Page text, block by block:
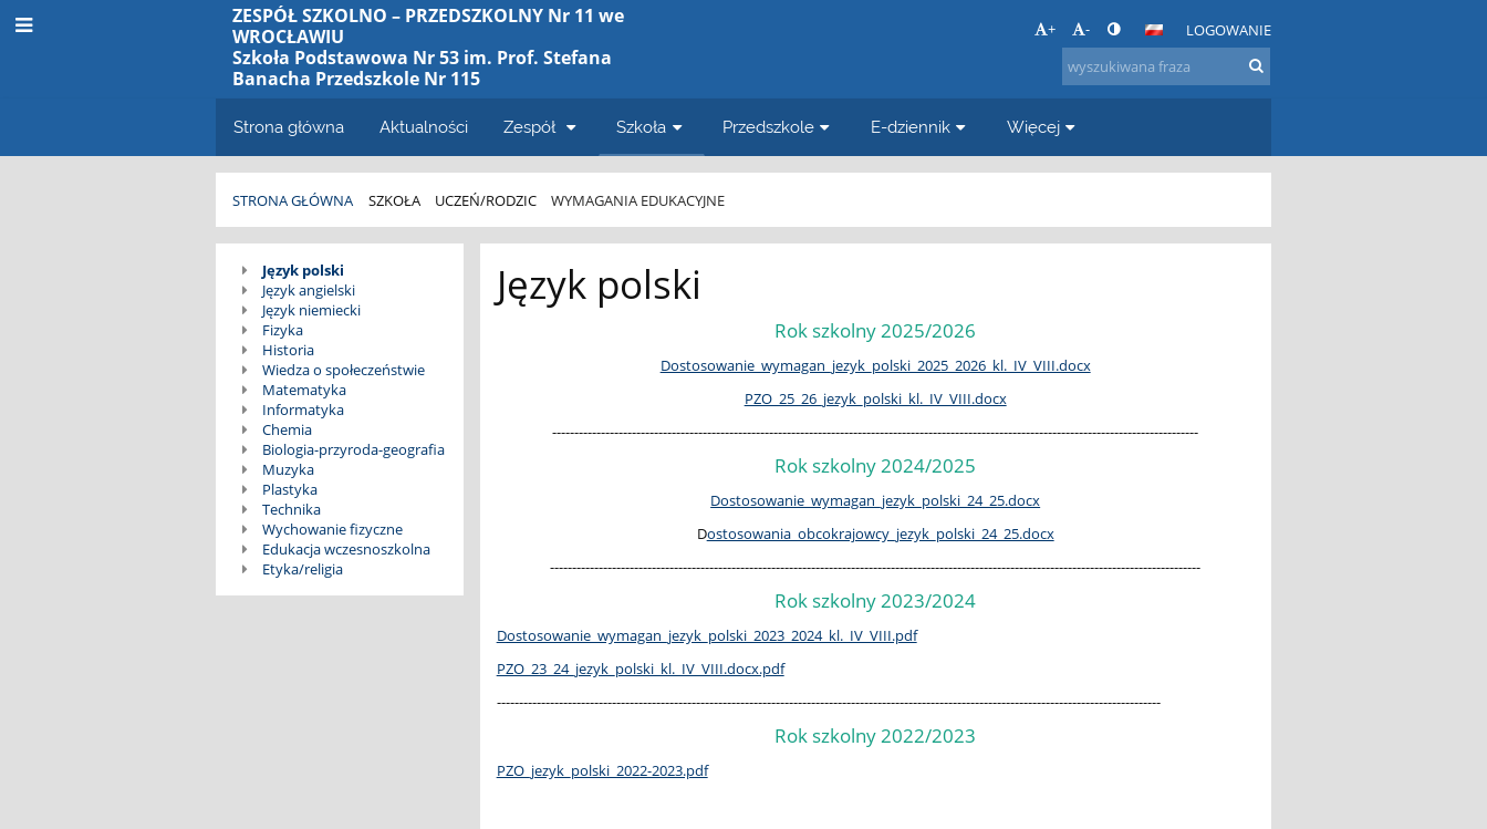
ZESPÓŁ SZKOLNO – PRZEDSZKOLNY Nr 11 we
WROCŁAWIU
Szkoła Podstawowa Nr 53 im. Prof. Stefana
Banacha Przedszkole Nr 115
+ - LOGOWANIE
Strona główna Aktualności Zespół Szkoła Przedszkole E-dziennik Więcej
STRONA GŁÓWNA SZKOŁA UCZEŃ/RODZIC WYMAGANIA EDUKACYJNE
Wymagania
edukacyjne
Język polski
Język angielski
Język niemiecki
Fizyka
Historia
Wiedza o społeczeństwie
Matematyka
Informatyka
Chemia
Biologia-przyroda-geografia
Muzyka
Plastyka
Technika
Wychowanie fizyczne
Edukacja wczesnoszkolna
Etyka/religia
Język polski
Rok szkolny 2025/2026
Dostosowanie_wymagan_jezyk_polski_2025_2026_kl._IV_VIII.docx
PZO_25_26_jezyk_polski_kl._IV_VIII.docx
--------------------------------------------------------------------------------------------------------------------------------------------------
Rok szkolny 2024/2025
Dostosowanie_wymagan_jezyk_polski_24_25.docx
Dostosowania_obcokrajowcy_jezyk_polski_24_25.docx
---------------------------------------------------------------------------------------------------------------------------------------------------
Rok szkolny 2023/2024
Dostosowanie_wymagan_jezyk_polski_2023_2024_kl._IV_VIII.pdf
PZO_23_24_jezyk_polski_kl._IV_VIII.docx.pdf
------------------------------------------------------------------------------------------------------------------------------------------------------
Rok szkolny 2022/2023
PZO_jezyk_polski_2022-2023.pdf